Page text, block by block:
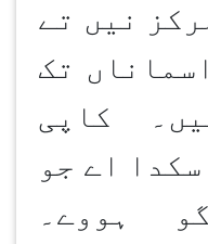
نیں تے
تک
کاپی
اے جو
ہووے۔